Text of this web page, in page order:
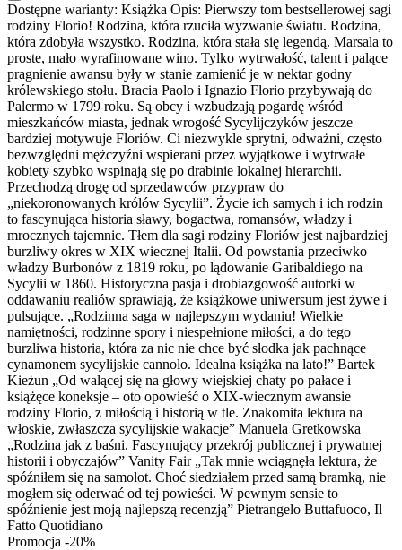
Dostępne warianty: Książka Opis: Pierwszy tom bestsellerowej sagi
rodziny Florio! Rodzina, która rzuciła wyzwanie światu. Rodzina,
która zdobyła wszystko. Rodzina, która stała się legendą. Marsala to
proste, mało wyrafinowane wino. Tylko wytrwałość, talent i palące
pragnienie awansu były w stanie zamienić je w nektar godny
królewskiego stołu. Bracia Paolo i Ignazio Florio przybywają do
Palermo w 1799 roku. Są obcy i wzbudzają pogardę wśród
mieszkańców miasta, jednak wrogość Sycylijczyków jeszcze
bardziej motywuje Floriów. Ci niezwykle sprytni, odważni, często
bezwzględni mężczyźni wspierani przez wyjątkowe i wytrwałe
kobiety szybko wspinają się po drabinie lokalnej hierarchii.
Przechodzą drogę od sprzedawców przypraw do
„niekoronowanych królów Sycylii”. Życie ich samych i ich rodzin
to fascynująca historia sławy, bogactwa, romansów, władzy i
mrocznych tajemnic. Tłem dla sagi rodziny Floriów jest najbardziej
burzliwy okres w XIX wiecznej Italii. Od powstania przeciwko
władzy Burbonów z 1819 roku, po lądowanie Garibaldiego na
Sycylii w 1860. Historyczna pasja i drobiazgowość autorki w
oddawaniu realiów sprawiają, że książkowe uniwersum jest żywe i
pulsujące. „Rodzinna saga w najlepszym wydaniu! Wielkie
namiętności, rodzinne spory i niespełnione miłości, a do tego
burzliwa historia, która za nic nie chce być słodka jak pachnące
cynamonem sycylijskie cannolo. Idealna książka na lato!” Bartek
Kieżun „Od walącej się na głowy wiejskiej chaty po pałace i
książęce koneksje – oto opowieść o XIX-wiecznym awansie
rodziny Florio, z miłością i historią w tle. Znakomita lektura na
włoskie, zwłaszcza sycylijskie wakacje” Manuela Gretkowska
„Rodzina jak z baśni. Fascynujący przekrój publicznej i prywatnej
historii i obyczajów” Vanity Fair „Tak mnie wciągnęła lektura, że
spóźniłem się na samolot. Choć siedziałem przed samą bramką, nie
mogłem się oderwać od tej powieści. W pewnym sensie to
spóźnienie jest moją najlepszą recenzją” Pietrangelo Buttafuoco, Il
Fatto Quotidiano
Promocja -20%